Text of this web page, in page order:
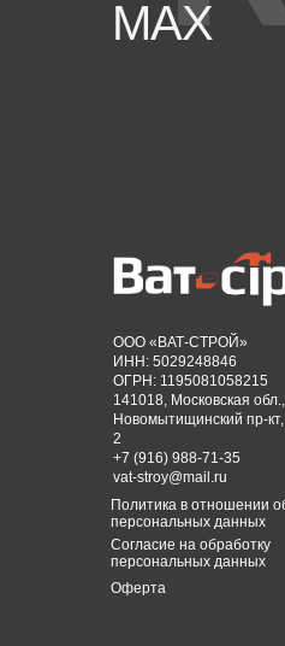
MAX
ООО «ВАТ-СТРОЙ»
ИНН: 5029248846
ОГРН: 1195081058215
141018, Московская
Новомытищинский пр-
2
+7 (916) 988-71-35
vat-stroy@mail.ru
Оферта
Согласие на обработку
персональных данных
Политика в отношении
персональных данных